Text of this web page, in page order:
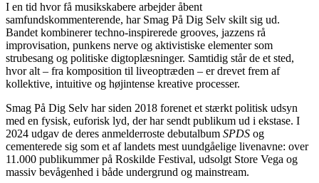
I en tid hvor få musikskabere arbejder åbent
samfundskommenterende, har Smag På Dig Selv skilt sig ud.
Bandet kombinerer techno-inspirerede grooves, jazzens rå
improvisation, punkens nerve og aktivistiske elementer som
strubesang og politiske digtoplæsninger. Samtidig står de et sted,
hvor alt – fra komposition til liveoptræden – er drevet frem af
kollektive, intuitive og højintense kreative processer.
Smag På Dig Selv har siden 2018 forenet et stærkt politisk udsyn
med en fysisk, euforisk lyd, der har sendt publikum ud i ekstase. I
2024 udgav de deres anmelderroste debutalbum SPDS og
cementerede sig som et af landets mest uundgåelige livenavne: over
11.000 publikummer på Roskilde Festival, udsolgt Store Vega og
massiv bevågenhed i både undergrund og mainstream.